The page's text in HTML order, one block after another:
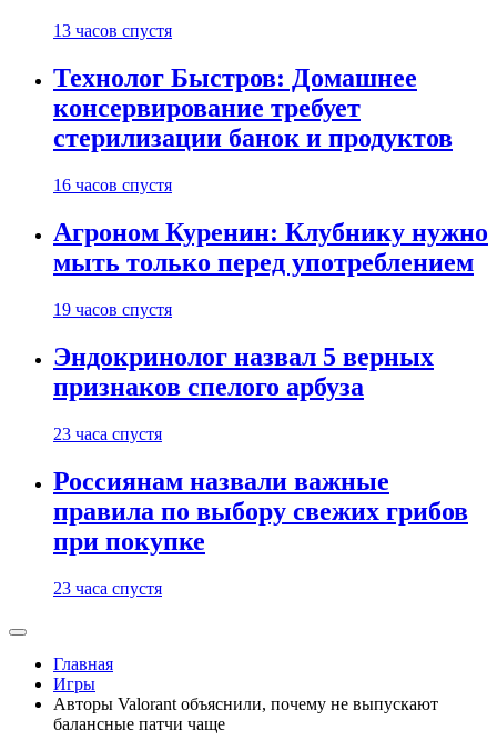
13 часов спустя
Технолог Быстров: Домашнее
консервирование требует
стерилизации банок и продуктов
16 часов спустя
Агроном Куренин: Клубнику нужно
мыть только перед употреблением
19 часов спустя
Эндокринолог назвал 5 верных
признаков спелого арбуза
23 часа спустя
Россиянам назвали важные
правила по выбору свежих грибов
при покупке
23 часа спустя
Главная
Игры
Авторы Valorant объяснили, почему не выпускают
балансные патчи чаще